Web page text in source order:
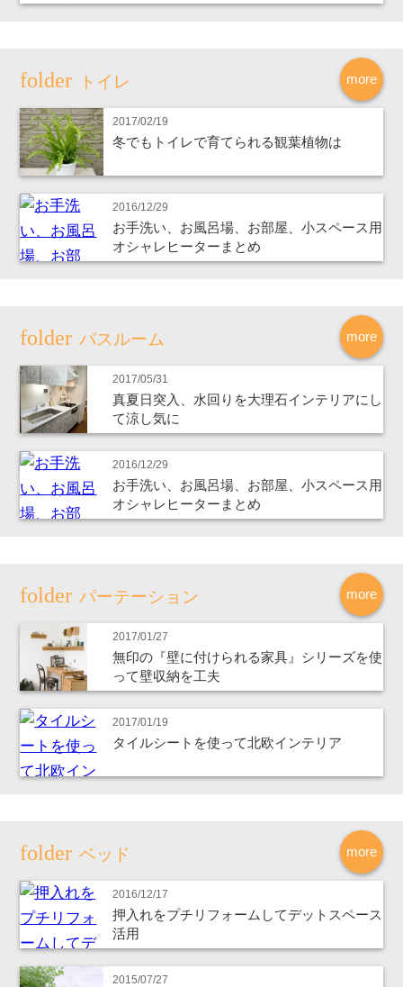
more
トイレ
2017/02/19
冬でもトイレで育てられる観葉植物は
2016/12/29
お手洗い、お風呂場、お部屋、小スペース用
オシャレヒーターまとめ
more
バスルーム
2017/05/31
真夏日突入、水回りを大理石インテリアにし
て涼し気に
2016/12/29
お手洗い、お風呂場、お部屋、小スペース用
オシャレヒーターまとめ
more
パーテーション
2017/01/27
無印の『壁に付けられる家具』シリーズを使
って壁収納を工夫
2017/01/19
タイルシートを使って北欧インテリア
more
ベッド
2016/12/17
押入れをプチリフォームしてデットスペース
活用
2015/07/27